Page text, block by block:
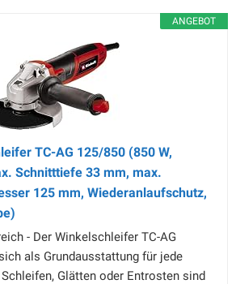
ANGEBOT
TC-AG 125/850 (850 W,
Schnitttiefe 33 mm, max.
125 mm, Wiederanlaufschutz,
- Der Winkelschleifer TC-AG
als Grundausstattung für jede
Glätten oder Entrosten sind